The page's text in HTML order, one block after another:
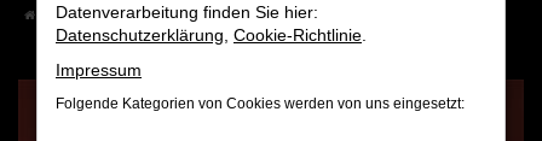
Startseite Unternehmen Karriere
Datenverarbeitung finden Sie hier:
Datenschutzerklärung Cookie-Richtlinie
Impressum
Folgende Kategorien von Cookies werden von uns eingesetzt: